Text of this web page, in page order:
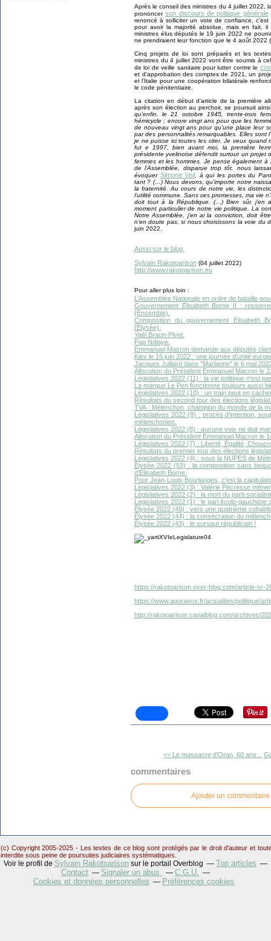
Après le conseil des ministres du 4 juillet 2022,
prononcerson discours de politique générale
renoncé à solliciter un vote de confiance,
pour avoir la majorité absolue, mais en fait,
ministres élus députés le 19 juin 2022 ne
ne prendraient leur fonction que le 4 août 2022
Cinq projets de loi sont préparés et les
ministres du 4 juillet 2022 vont être soumis à
de loi de veille sanitaire pour lutter contre le
et d’approbation des comptes de 2021, un
et l’Italie pour une coopération bilatérale
le code pénitentiaire.
La citation en début d’article de la première
après son élection au perchoir, se poursuit
qu’enfin, le 21 octobre 1945, trente-trois
hémicycle ; encore vingt ans pour que les
de nouveau vingt ans pour qu’une place leur
par des personnalités remarquables. Elles sont
je ne puisse ici toutes les citer. Je veux quand
fut e 1997, bien avant moi, la première
présidente yvelinoise défendit surtout un projet
femmes et les hommes. Je pense également
de l’Assemblée, disparue trop tôt, nous
évoquer Simone Veil, à qui les portes du
tant ? (…) Nous devons, qu’importe notre
la fraternité. Au cours de notre vie, les
l’utilité commune. Sans ces promesses, ma vie
doit tout à la République. (…) Bien sûr, j’en
moment particulier de notre vie politique. La
Notre Assemblée, j’en ai la conviction, doit
n’en doute pas, si nous choisissons la voie du
juin 2022.
Aussi sur le blog.
Sylvain Rakotoarison (04 juillet 2022)
http://www.rakotoarison.eu
Pour aller plus loin :
L’Assemblée Nationale en ordre de bataille
Gouvernement Élisabeth Borne II :
(Ensemble).
Composition du gouvernement Élisabeth
l’Élysée).
Yaël Braun-Pivet.
Pap Ndiaye.
Emmanuel Macron demande aux députés
Kiev le 16 juin 2022 : une journée d’unité
Jacques Julliard dans "Marianne" le 6 mai
Allocution du Président Emmanuel Macron le
Législatives 2022 (11) : la vie politique n’est
La marque Le Pen fonctionne toujours aussi
Législatives 2022 (10) : un train peut en
Résultats du second tour des élections
TVA : Mélenchon, champion du monde de la
Législatives 2022 (9) : procès d’intention,
mélenchonien.
Législatives 2022 (8) : aucune voix ne doit
Allocution du Président Emmanuel Macron le
Législatives 2022 (7) : Liberté, Égalité,
Résultats du premier tour des élections
Législatives 2022 (4) : sous la NUPES de
Élysée 2022 (53) : la composition sans
d’Élisabeth Borne.
Pour Jean-Louis Bourlanges, c’est la
Législatives 2022 (3) : Valérie Pécresse
Législatives 2022 (2) : la mort du parti
Législatives 2022 (1) : le pari écolo-gauchiste
Élysée 2022 (49) : vers une quatrième
Élysée 2022 (44) : la consécration du
Élysée 2022 (43) : le sursaut républicain !
https://rakotoarison.over-blog.com/article-sr-
https://www.agoravox.fr/actualites/politique/
http://rakotoarison.canalblog.com/archives/
<< Le massacre d’Oran, 60 ans...
commentaires
Ajouter un commentaire
(c) Copyright 2005-2025 - Les textes de ce blog sont protégés par le droit d'auteur et
interdite sous peine de poursuites judiciaires systématiques.
Voir le profil de Sylvain Rakotoarison sur le portail Overblog
Top articles
Contact
Signaler un abus
C.G.U.
Cookies et données personnelles
Préférences cookies